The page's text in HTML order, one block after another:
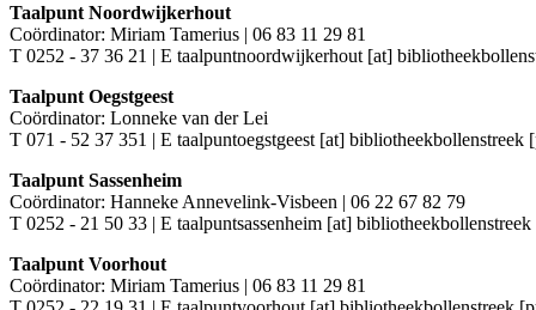
Taalpunt Noordwijkerhout
Coördinator: Miriam Tamerius | 06 83 11 29 81
T 0252 - 37 36 21 | E taalpuntnoordwijkerhout [at]
Taalpunt Oegstgeest
Coördinator: Lonneke van der Lei
T 071 - 52 37 351 | E taalpuntoegstgeest [at] bibliotheekbollenstreek
Taalpunt Sassenheim
Coördinator: Hanneke Annevelink-Visbeen | 06 22 67 82 79
T 0252 - 21 50 33 | E taalpuntsassenheim [at]
Taalpunt Voorhout
Coördinator: Miriam Tamerius | 06 83 11 29 81